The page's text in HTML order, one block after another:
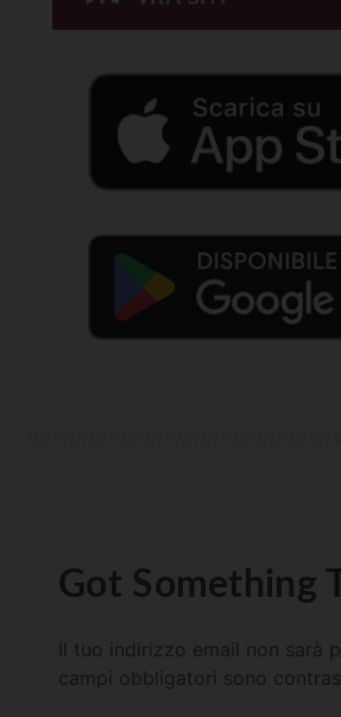
Got Something
Il tuo indirizzo email non sarà
campi obbligatori sono